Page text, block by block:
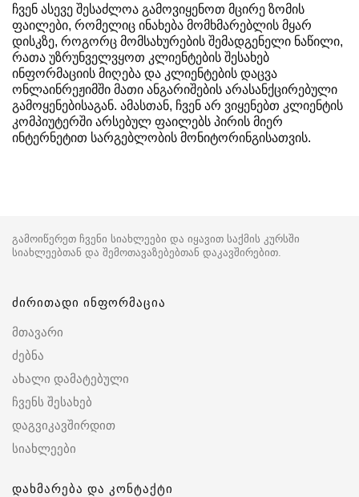
ჩვენ ასევე შესაძლოა გამოვიყენოთ მცირე ზომის
ფაილები, რომელიც ინახება მომხმარებლის მყარ
დისკზე, როგორც მომსახურების შემადგენელი ნაწილი,
რათა უზრუნველვყოთ კლიენტების შესახებ
ინფორმაციის მიღება და კლიენტების დაცვა
ონლაინრეჟიმში მათი ანგარიშების არასანქცირებული
გამოყენებისაგან. ამასთან, ჩვენ არ ვიყენებთ კლიენტის
კომპიუტერში არსებულ ფაილებს პირის მიერ
ინტერნეტით სარგებლობის მონიტორინგისათვის.
გამოიწერეთ ჩვენი სიახლეები და იყავით საქმის კურსში
სიახლეებთან და შემოთავაზებებთან დაკავშირებით.
ძირითადი ინფორმაცია
მთავარი
ძებნა
ახალი დამატებული
ჩვენს შესახებ
დაგვიკავშირდით
სიახლეები
დახმარება და კონტაქტი